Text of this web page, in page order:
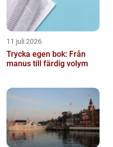
11 juli 2026
Trycka egen bok: Från
manus till färdig volym